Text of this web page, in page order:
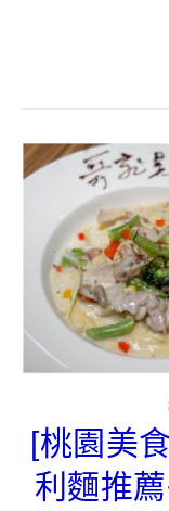
[桃園美
利麵推